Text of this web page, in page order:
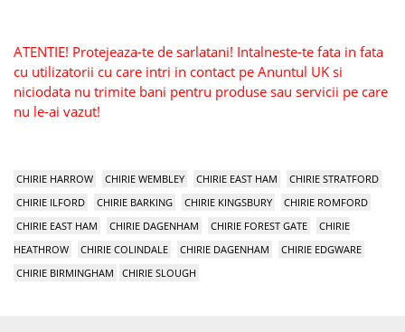
ATENTIE! Protejeaza-te de sarlatani! Intalneste-te fata in fata
cu utilizatorii cu care intri in contact pe Anuntul UK si
niciodata nu trimite bani pentru produse sau servicii pe care
nu le-ai vazut!
CHIRIE HARROW CHIRIE WEMBLEY CHIRIE EAST HAM
CHIRIE STRATFORD
CHIRIE ILFORD
CHIRIE BARKING CHIRIE KINGSBURY
CHIRIE ROMFORD
CHIRIE EAST HAM
CHIRIE DAGENHAM CHIRIE FOREST GATE
CHIRIE
HEATHROW
CHIRIE COLINDALE CHIRIE DAGENHAM
CHIRIE EDGWARE
CHIRIE BIRMINGHAM
CHIRIE SLOUGH